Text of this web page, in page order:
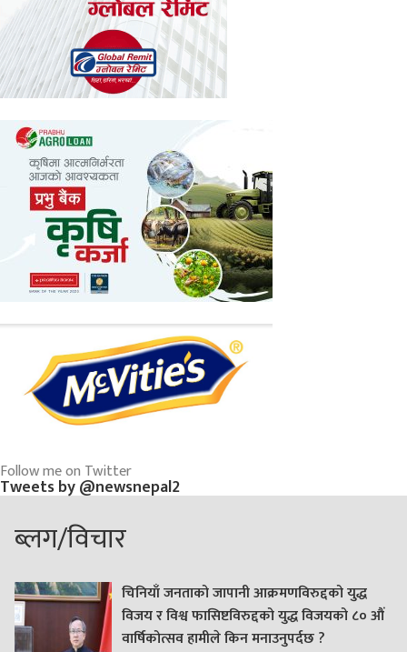
Follow me on Twitter
Tweets by @newsnepal2
ब्लग/विचार
चिनियाँ जनताको जापानी आक्रमणविरुद्दको युद्ध
विजय र विश्व फासिष्टविरुद्दको युद्ध विजयको ८० औं
वार्षिकोत्सव हामीले किन मनाउनुपर्दछ ?